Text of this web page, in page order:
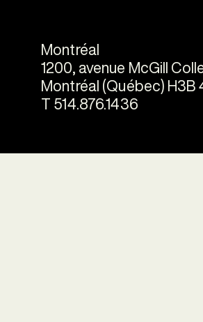
Montréal
1200, avenue McGill
Montréal (Québec) H3B
T 514.876.1436